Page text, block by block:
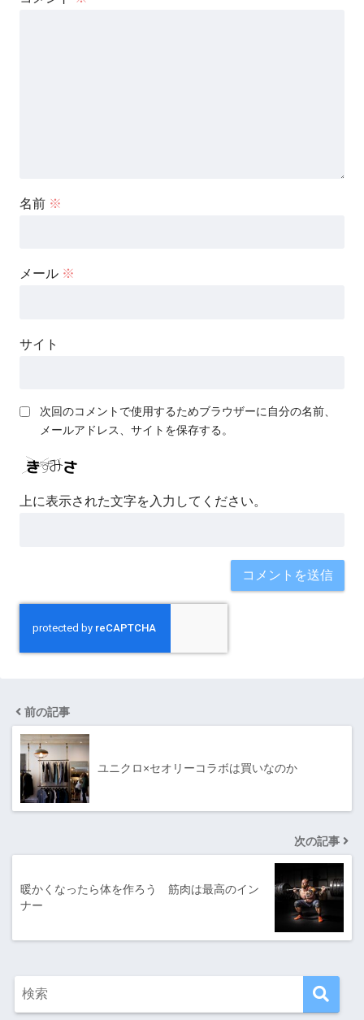
名前 ※
メール ※
サイト
次回のコメントで使用するためブラウザーに自分の名前、
メールアドレス、サイトを保存する。
上に表示された文字を入力してください。
前の記事
ユニクロ×セオリーコラボは買いなのか
次の記事
暖かくなったら体を作ろう 筋肉は最高のイン
ナー